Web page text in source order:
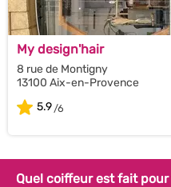
My design'hair
8 rue de Montigny
13100 Aix-en-Provence
5.9
Quel coiffeur est fait pour